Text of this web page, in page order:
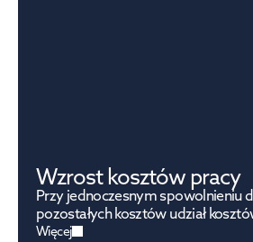
Wzrost kosztów pracy
Przy jednoczesnym spowolnieniu
pozostałych kosztów udział
kosztach operacyjnych wzrósł do
Więcej